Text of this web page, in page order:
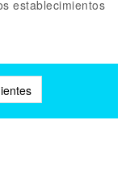
establecimientos